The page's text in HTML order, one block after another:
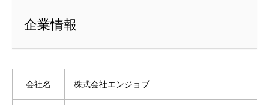
企業情報
会社名 株式会社エンジョブ